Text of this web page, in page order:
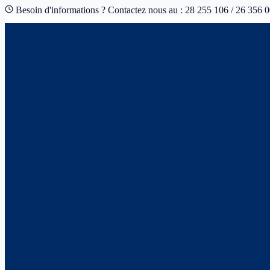
Besoin d'informations ? Contactez nous au : 28 255 106 / 26 356